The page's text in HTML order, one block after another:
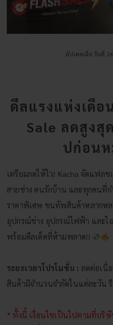
เกี่ยวกับเรา
อัปเดตเมื่อ วันที่
ดีลแรงแห่งเดือ
Sale ลดสูงสุ
ปก่อนห
เตรียมกดให้ไว! Kacha จัดแฟลช
สายช่าง คนรักบ้าน และทุกคนที่
ราคาพิเศษ ขนทัพสินค้าหลากหล
อุปกรณ์ช่าง อุปกรณ์ไฟฟ้า และไ
พร้อมดีลเด็ดที่ห้ามพลาด!!
ระยะเวลาโปรโมชั่น : ลดต่อเนื่
สินค้ามีจำนวนจำกัดในแต่ละวัน
* ทั้งนี้ เงื่อนไขเป็นไปตามที่บริ